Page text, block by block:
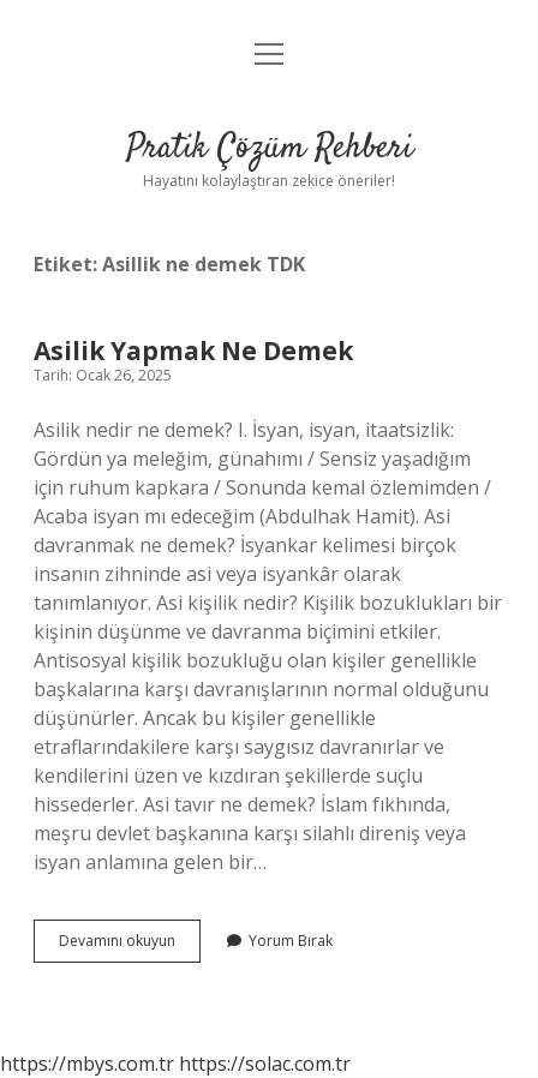
Anasayfa
Yasal Uyarı
menüyü
Pratik Çözüm Rehberi
Hayatını kolaylaştıran zekice öneriler!
Etiket:Asillik ne demek TDK
Asilik Yapmak Ne Demek
Tarih: Ocak 26, 2025
Asilik nedir ne demek? I. İsyan, isyan, itaatsizlik:
Gördün ya meleğim, günahımı / Sensiz yaşadığım
için ruhum kapkara / Sonunda kemal özlemimden /
Acaba isyan mı edeceğim (Abdulhak Hamit). Asi
davranmak ne demek? İsyankar kelimesi birçok
insanın zihninde asi veya isyankâr olarak
tanımlanıyor. Asi kişilik nedir? Kişilik bozuklukları bir
kişinin düşünme ve davranma biçimini etkiler.
Antisosyal kişilik bozukluğu olan kişiler genellikle
başkalarına karşı davranışlarının normal olduğunu
düşünürler. Ancak bu kişiler genellikle
etraflarındakilere karşı saygısız davranırlar ve
kendilerini üzen ve kızdıran şekillerde suçlu
hissederler. Asi tavır ne demek? İslam fıkhında,
meşru devlet başkanına karşı silahlı direniş veya
isyan anlamına gelen bir…
Devamını okuyun
Yapmak
Yorum Bırak
https://mbys.com.tr https://solac.com.tr